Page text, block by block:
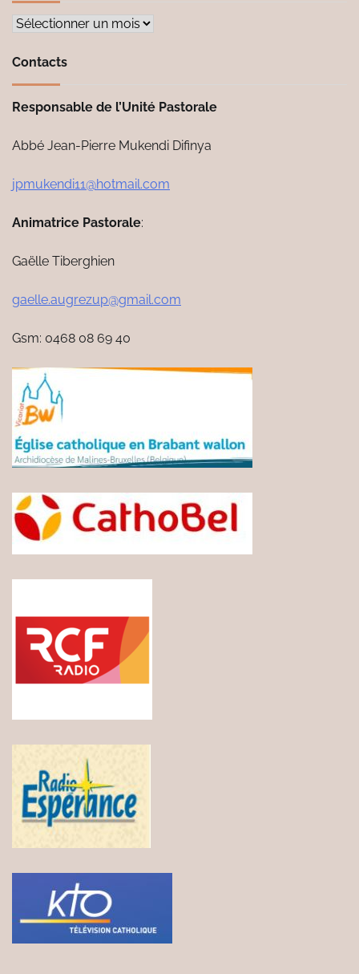
Archives
Contacts
Responsable de l’Unité Pastorale
Abbé Jean-Pierre Mukendi Difinya
jpmukendi11@hotmail.com
Animatrice Pastorale:
Gaëlle Tiberghien
gaelle.augrezup@gmail.com
Gsm: 0468 08 69 40